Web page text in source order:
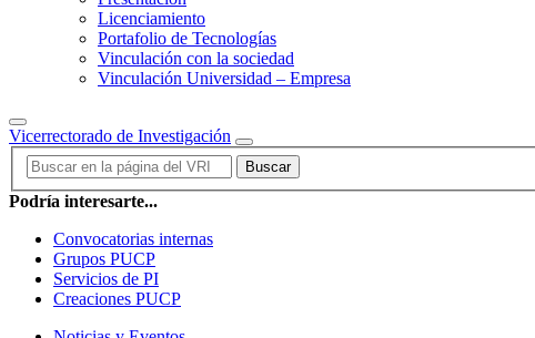
Licenciamiento
Portafolio de Tecnologías
Vinculación con la sociedad
Vinculación Universidad – Empresa
Vicerrectorado de Investigación
Buscar
Podría interesarte...
Convocatorias internas
Grupos PUCP
Servicios de PI
Creaciones PUCP